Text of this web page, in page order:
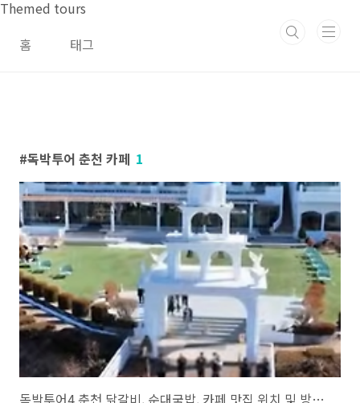
본문 바로가기
Themed tours
홈
태그
독박투어 춘천 카페 1